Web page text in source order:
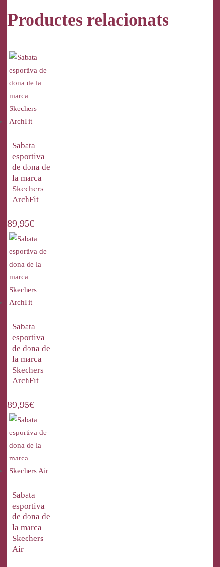
Productes relacionats
Sabata
esportiva
de dona de
la marca
Skechers
ArchFit
89,95€
Sabata
esportiva
de dona de
la marca
Skechers
ArchFit
89,95€
Sabata
esportiva
de dona de
la marca
Skechers
Air